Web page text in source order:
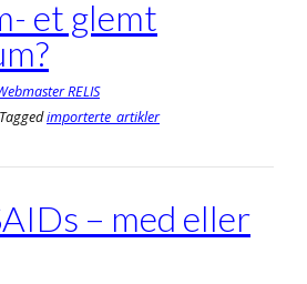
et glemt
RELIS
Taggedimporterte_artikler
– med eller